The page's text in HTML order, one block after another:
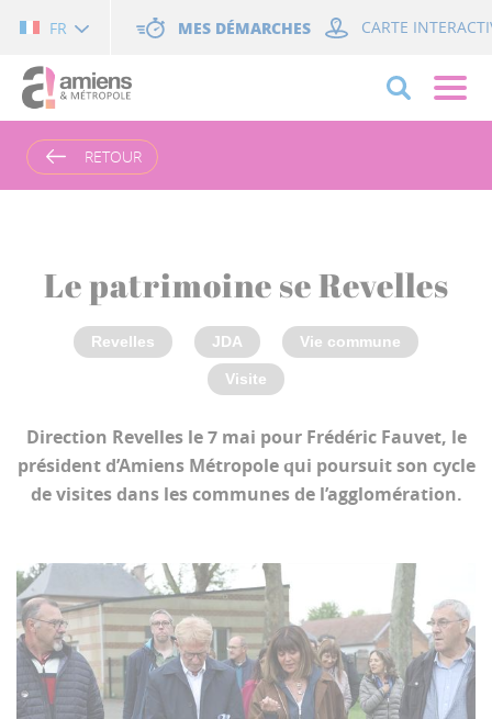
FR MES DÉMARCHES CARTE
RETOUR
Le patrimoine se Revelles
Revelles JDA Vie commune
Visite
Direction Revelles le 7 mai pour Frédéric Fauvet, le
président d’Amiens Métropole qui poursuit son cycle
de visites dans les communes de l’agglomération.